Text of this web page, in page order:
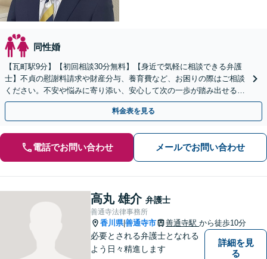
同性婚
【瓦町駅9分】【初回相談30分無料】【身近で気軽に相談できる弁護
士】不貞の慰謝料請求や財産分与、養育費など、お困りの際はご相談
ください。不安や悩みに寄り添い、安心して次の一歩が踏み出せるよ
うサポートします。【電話相談可】【休日・夜間対応】
料金表を見る
電話でお問い合わせ メールでお問い合わせ
高丸 雄介 弁護士
善通寺法律事務所
香川県|善通寺市 善通寺駅 から徒歩10分
必要とされる弁護士となれる
よう日々精進します
詳細を見
る